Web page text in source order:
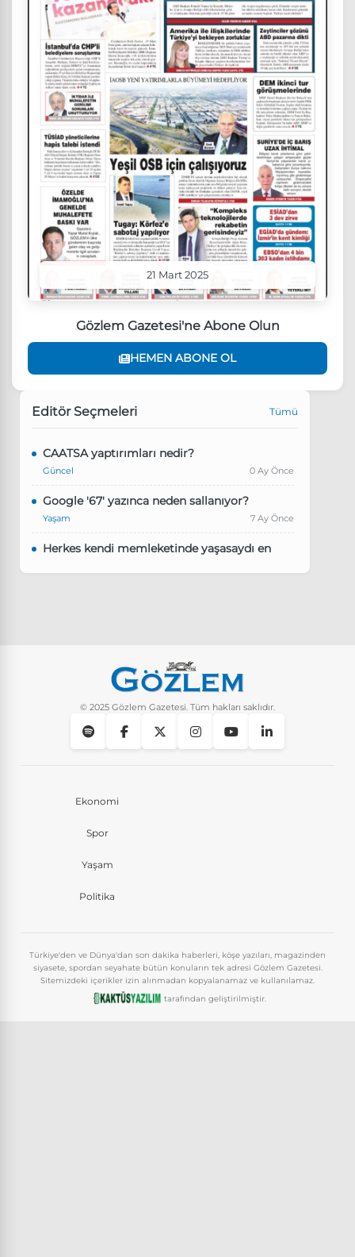
21 Mart 2025
Gözlem Gazetesi'ne Abone Olun
HEMEN ABONE OL
Editör Seçmeleri Tümü
CAATSA yaptırımları nedir?
Güncel 0 Ay Önce
Google '67' yazınca neden sallanıyor?
Yaşam 7 Ay Önce
Herkes kendi memleketinde yaşasaydı en
Instagram’da keşfet nasıl temizlenir?
© 2025 Gözlem Gazetesi. Tüm hakları saklıdır.
Ekonomi
Spor
Yaşam
Politika
Türkiye'den ve Dünya'dan son dakika haberleri, köşe yazıları, magazinden
siyasete, spordan seyahate bütün konuların tek adresi Gözlem Gazetesi.
Sitemizdeki içerikler izin alınmadan kopyalanamaz ve kullanılamaz.
tarafından geliştirilmiştir.